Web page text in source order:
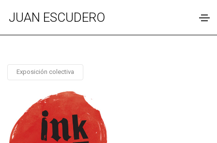
JUAN ESCUDERO
Exposición colectiva